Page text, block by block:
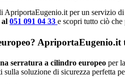
ApriportaEugenio.it per un servizio di
al 051 091 04 33 e scopri tutto ciò
serratura a cilindro europeo per
soluzione di sicurezza perfetta